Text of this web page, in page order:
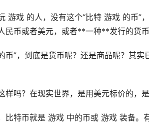
游戏 的人，没有这个“比特 游戏 的币”
民币或者美元，或者**一种**发行的货币
币”，到底是货币呢？还是商品呢？其
样吗？在现实世界，是用美元标价的，
比特币就是 游戏 中的币或 游戏 装备。